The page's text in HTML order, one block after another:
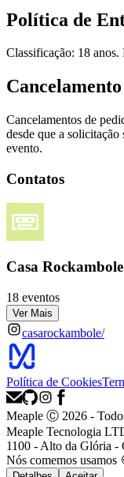
Política de
Classificação: 18 anos.
Cancelamentos de
desde que a
evento.
Contatos
Casa Rockambole
18 eventos
Ver Mais
casarockambole/
Política de Cookies
Meaple Ⓒ 2026 -
Meaple Tecnologia
1100 - Alto da Glória -
Nós comemos usamos